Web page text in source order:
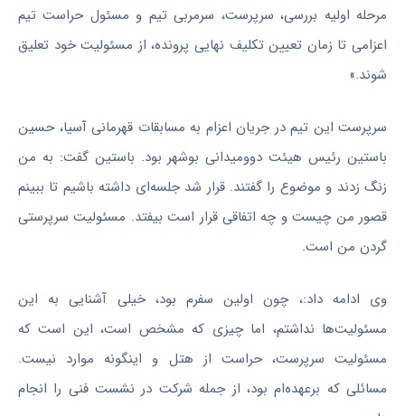
مرحله اولیه بررسی، سرپرست، سرمربی تیم و مسئول حراست تیم
اعزامی تا زمان تعیین تکلیف نهایی پرونده، از مسئولیت خود تعلیق
شوند.»
سرپرست این تیم در جریان اعزام به مسابقات قهرمانی آسیا، حسین
باستین رئیس هیئت دوومیدانی بوشهر بود. باستین گفت: به من
زنگ زدند و موضوع را گفتند. قرار شد جلسه‌ای داشته باشیم تا ببینم
قصور من چیست و چه اتفاقی قرار است بیفتد. مسئولیت سرپرستی
گردن من است.
وی ادامه داد:، چون اولین سفرم بود، خیلی آشنایی به این
مسئولیت‌ها نداشتم، اما چیزی که مشخص است، این است که
مسئولیت سرپرست، حراست از هتل و اینگونه موارد نیست.
مسائلی که برعهده‌ام بود، از جمله شرکت در نشست فنی را انجام